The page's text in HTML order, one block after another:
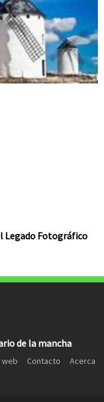
Legado Fotográfico
de la mancha
web Contacto
Acerca